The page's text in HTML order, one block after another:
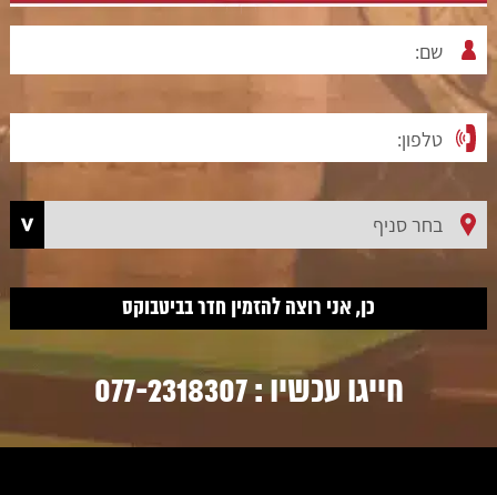
חייגו עכשיו :077-2318307